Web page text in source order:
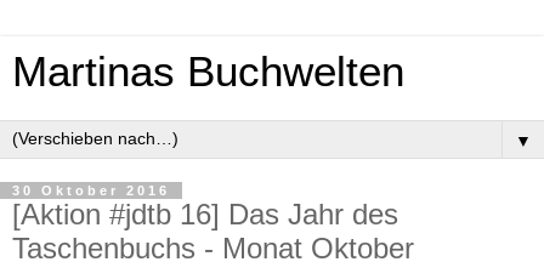
Martinas Buchwelten
▼
30 Oktober 2016
[Aktion #jdtb 16] Das Jahr des
Taschenbuchs - Monat Oktober